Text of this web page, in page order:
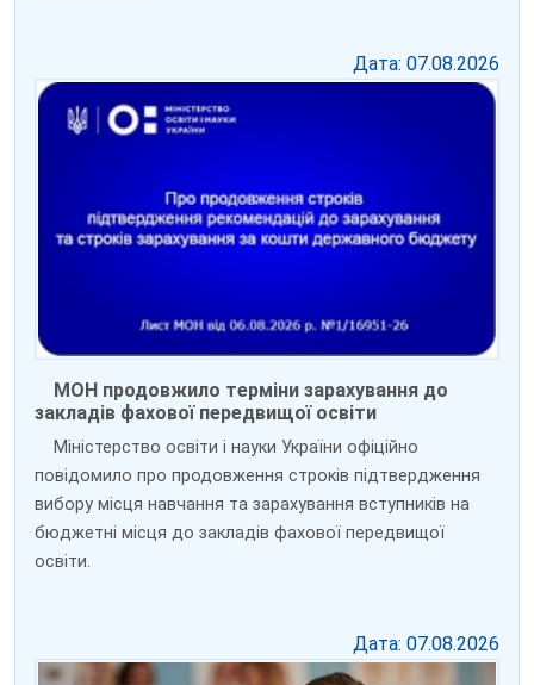
Дата: 07.08.2026
МОН продовжило терміни зарахування до
закладів фахової передвищої освіти
Міністерство освіти і науки України офіційно
повідомило про продовження строків підтвердження
вибору місця навчання та зарахування вступників на
бюджетні місця до закладів фахової передвищої
освіти.
Дата: 07.08.2026